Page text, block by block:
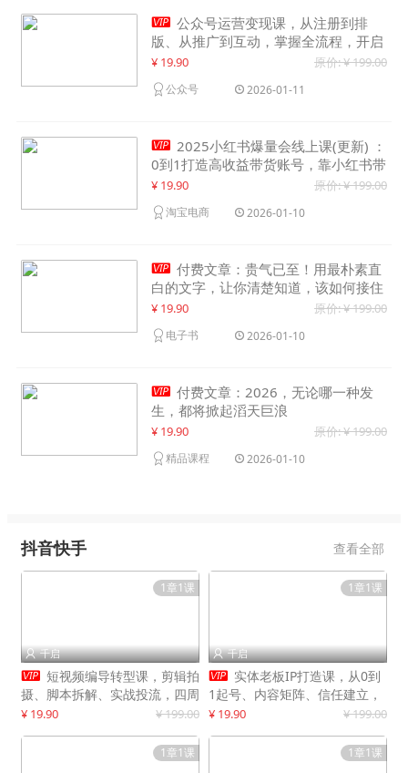
 公众号运营变现课，从注册到排
版、从推广到互动，掌握全流程，开启
个人品牌月入30000+
¥ 19.90 原价: ¥ 199.00
公众号 2026-01-11
 2025小红书爆量会线上课(更新) ：
0到1打造高收益带货账号，靠小红书带
货年入100w？机会来了！
¥ 19.90 原价: ¥ 199.00
淘宝电商 2026-01-10
 付费文章：贵气已至！用最朴素直
白的文字，让你清楚知道，该如何接住
这一次时代的泼天富贵
¥ 19.90 原价: ¥ 199.00
电子书 2026-01-10
 付费文章：2026，无论哪一种发
生，都将掀起滔天巨浪
¥ 19.90 原价: ¥ 199.00
精品课程 2026-01-10
抖音快手 查看全部
1章1课
 千启
 短视频编导转型课，剪辑拍
摄、脚本拆解、实战投流，四周
系统教学，快速入行月入2w+
¥ 19.90 ¥ 199.00
1章1课
 千启
 实体老板IP打造课，从0到
1起号、内容矩阵、信任建立，
打造门店IP，稳定获客增收
¥ 19.90 ¥ 199.00
1章1课 1章1课